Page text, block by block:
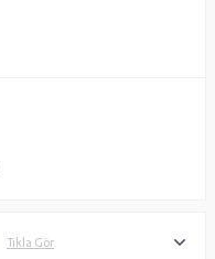
Tıkla Gör